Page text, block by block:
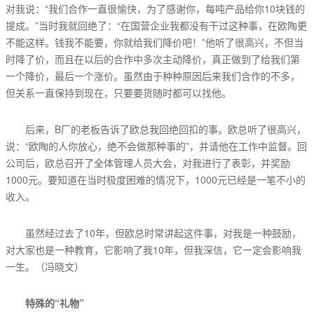
对我说：“我们合作一直很愉快，为了感谢你，每吨产品给你10块钱的
提成。”当时我就回绝了：“在国营企业我都没有干过这种事，在欧陶更
不能这样。钱我不能要，你就给我们降价吧！”他听了很高兴，不但当
时降了价，而且在以后的合作中多次主动降价，真正做到了给我们第
一个降价，最后一个涨价。虽然由于种种原因后来我们合作的不多，
但关系一直保持到现在，只要要货随时都可以找他。
后来，B厂的老板告诉了欧总我回绝回扣的事。欧总听了很高兴，
说：“欧陶的人你放心，绝不会做那种事的”，并请他在工作中监督。回
公司后，欧总召开了全体管理人员大会，对我进行了表彰，并奖励
1000元。要知道在当时极度困难的情况下，1000元已经是一笔不小的
收入。
虽然经过去了10年，但欧总时常讲起这件事，对我是一种鼓励，
对大家也是一种教育，它影响了我10年，但我深信，它一定会影响我
一生。（冯晓文）
特殊的“礼物”